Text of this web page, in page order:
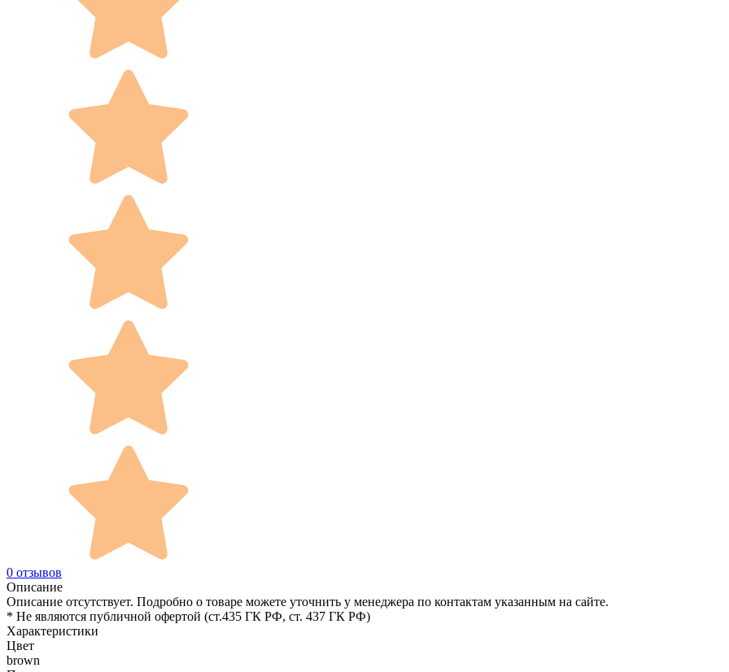
0 отзывов
Описание
Описание отсутствует. Подробно о товаре можете уточнить у менеджера по контактам указанным на сайте.
* Не являются публичной офертой (ст.435 ГК РФ, cт. 437 ГК РФ)
Характеристики
Цвет
brown